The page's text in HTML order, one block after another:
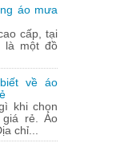
áo mưa
cấp, tại
là một đồ
về áo
khi chọn
rẻ. Áo
chỉ...